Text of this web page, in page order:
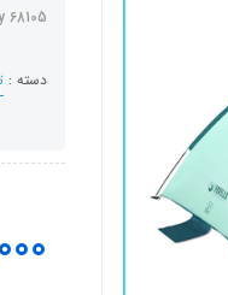
68105
دسته :